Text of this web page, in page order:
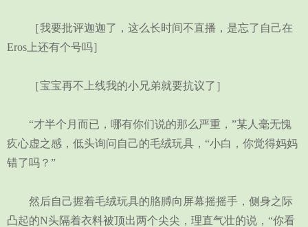
［我要批评迦迦了，这么长时间不直播，是忘了自己在
Eros上还有个号吗］
［宝宝再不上线我的小兄弟就要抗议了］
“才半个月而已，哪有你们说的那么严重，”某人毫无愧
疚心虚之感，低头询问自己的毛绒玩具，“小白，你觉得妈妈
错了吗？”
然后自己握着毛绒玩具的胳膊向屏幕摇摇手，侧身之际
凸起的N头隔着衣料被顶出两个尖尖，理直气壮的说，“你看